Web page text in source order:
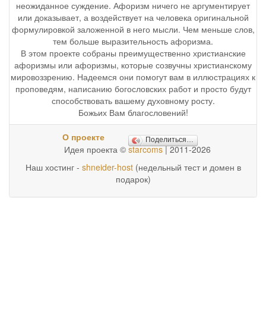
неожиданное суждение. Афоризм ничего не аргументирует
или доказывает, а воздействует на человека оригинальной
формулировкой заложенной в него мысли. Чем меньше слов,
тем больше выразительность афоризма.
В этом проекте собраны преимущественно христианские
афоризмы или афоризмы, которые созвучны христианскому
мировоззрению. Надеемся они помогут вам в иллюстрациях к
проповедям, написанию богословских работ и просто будут
способствовать вашему духовному росту.
Божьих Вам благословений!
О проекте Поделиться…
Идея проекта © starcoms| 2011-2026
Наш хостинг - shneider-host(недельный тест и домен в
подарок)